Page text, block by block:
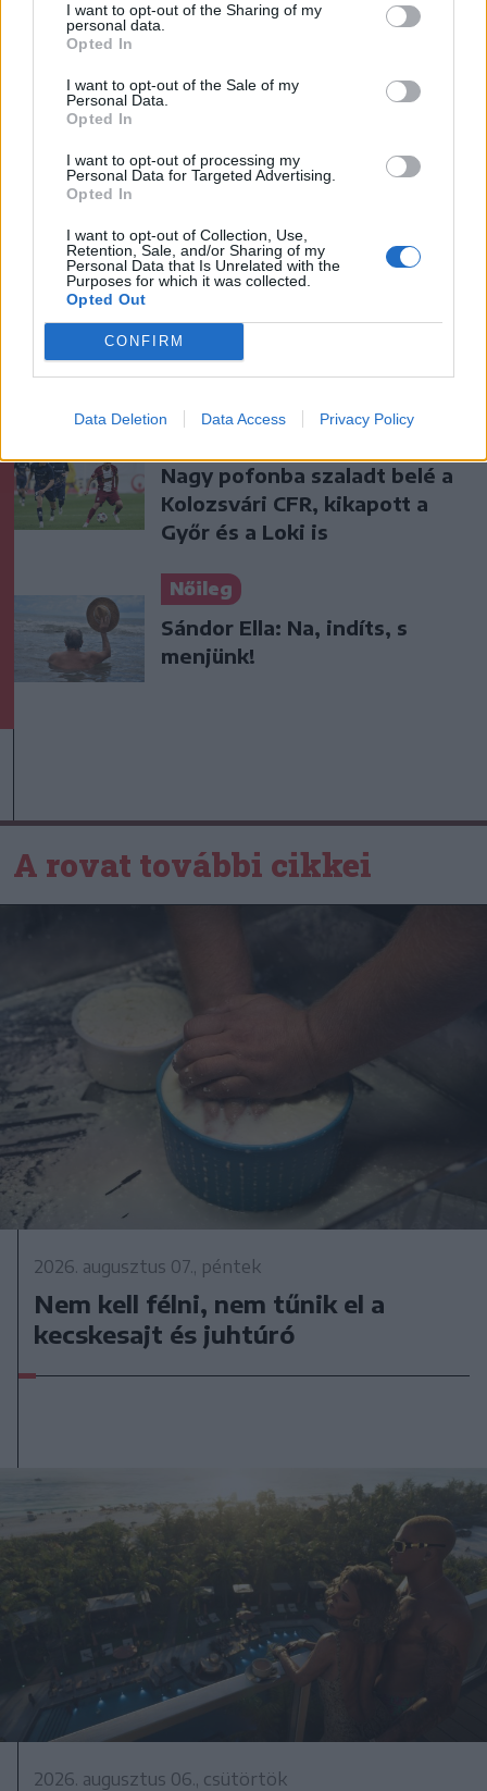
I want to opt-out of the Sharing of my
personal data.
Opted In
I want to opt-out of the Sale of my
Personal Data.
Opted In
I want to opt-out of processing my
Personal Data for Targeted Advertising.
Opted In
I want to opt-out of Collection, Use,
Retention, Sale, and/or Sharing of my
Personal Data that Is Unrelated with the
Purposes for which it was collected.
Opted Out
CONFIRM
Data Deletion Data Access Privacy Policy
Maros partján – frissítve
Székely Sport
román és a magyar sajtó,
válogatott meghívót
Krónika
Majka ügyvédje a romániai
telefonszámról érkezett
fenyegetés miatt
Nagy pofonba szaladt belé a
Kolozsvári CFR, kikapott a
Győr és a Loki is
Nőileg
Sándor Ella: Na, indíts, s
menjünk!
A rovat további cikkei
2026. augusztus 07., péntek
Nem kell félni, nem tűnik el a
kecskesajt és juhtúró
2026. augusztus 06., csütörtök